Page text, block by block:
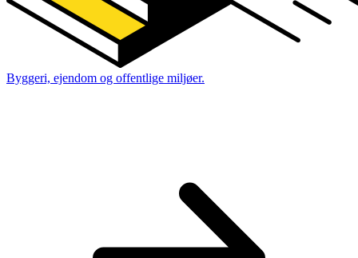
Byggeri, ejendom og offentlige miljøer.